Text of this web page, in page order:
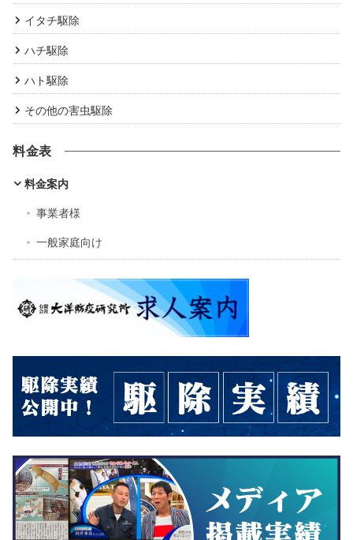
イタチ駆除
ハチ駆除
ハト駆除
その他の害虫駆除
料金表
料金案内
事業者様
一般家庭向け